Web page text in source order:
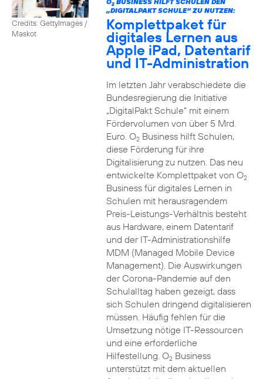
Credits: GettyImages /
Maskot
2
„DIGITALPAKT SCHULE“ ZU NUTZEN:
Komplettpaket für
digitales Lernen aus
Apple iPad, Datentarif
und IT-Administration
Im letzten Jahr verabschiedete die
Bundesregierung die Initiative
„DigitalPakt Schule“ mit einem
Fördervolumen von über 5 Mrd.
Euro. O2Business hilft Schulen,
diese Förderung für ihre
Digitalisierung zu nutzen. Das neu
entwickelte Komplettpaket von O2
Business für digitales Lernen in
Schulen mit herausragendem
Preis-Leistungs-Verhältnis besteht
aus Hardware, einem Datentarif
und der IT-Administrationshilfe
MDM (Managed Mobile Device
Management). Die Auswirkungen
der Corona-Pandemie auf den
Schulalltag haben gezeigt, dass
sich Schulen dringend digitalisieren
müssen. Häufig fehlen für die
Umsetzung nötige IT-Ressourcen
und eine erforderliche
Hilfestellung. O2Business
unterstützt mit dem aktuellen